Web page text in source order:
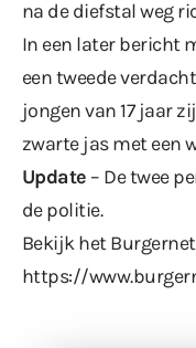
na de diefstal weg
In een later bericht
een tweede
jongen van 17 jaar
zwarte jas met een
Update – De twee
de politie.
Bekijk het
https://